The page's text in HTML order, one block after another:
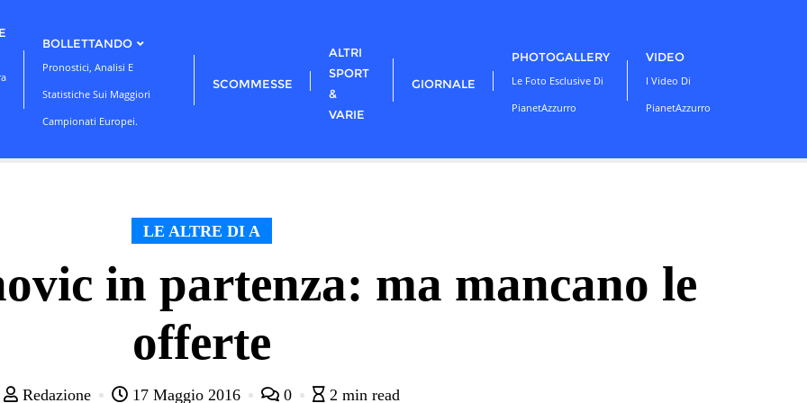
BOLLETTANDO
Pronostici, Analisi E
Statistiche Sui Maggiori
Campionati Europei.
SCOMMESSE
ALTRI
SPORT
&
VARIE
GIORNALE
PHOTOGALLERY
Le Foto Esclusive Di
PianetAzzurro
VIDEO
I Video Di
PianetAzzurro
LE ALTRE DI A
in partenza: ma mancano le
offerte
Redazione 17 Maggio 2016 0 2 min read